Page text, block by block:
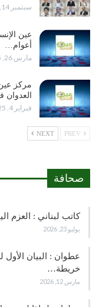
سبتمبر 14, 2025
أعوام…
مارس 26, 2025
مركز
فبراير 4, 2025
NEXT
صحافة
كاتب لبناني : العزم
يوليو 23, 2026
عطوان : البيان الأول
خريطة…
مارس 12, 2026